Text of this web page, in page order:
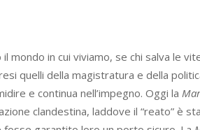
mondo in cui viviamo, se chi salva le
quelli della magistratura e della
e continua nell’impegno. Oggi la
clandestina, laddove il “reato” è